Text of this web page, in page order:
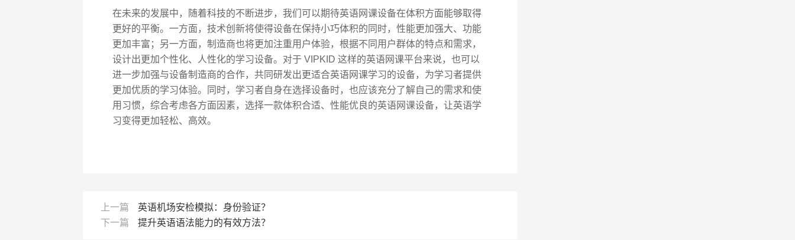
在未来的发展中，随着科技的不断进步，我们可以期待英语网课设备在体积方面能够取得
更好的平衡。一方面，技术创新将使得设备在保持小巧体积的同时，性能更加强大、功能
更加丰富；另一方面，制造商也将更加注重用户体验，根据不同用户群体的特点和需求，
设计出更加个性化、人性化的学习设备。对于 VIPKID 这样的英语网课平台来说，也可以
进一步加强与设备制造商的合作，共同研发出更适合英语网课学习的设备，为学习者提供
更加优质的学习体验。同时，学习者自身在选择设备时，也应该充分了解自己的需求和使
用习惯，综合考虑各方面因素，选择一款体积合适、性能优良的英语网课设备，让英语学
习变得更加轻松、高效。
上一篇
英语机场安检模拟：身份验证？
下一篇
提升英语语法能力的有效方法？